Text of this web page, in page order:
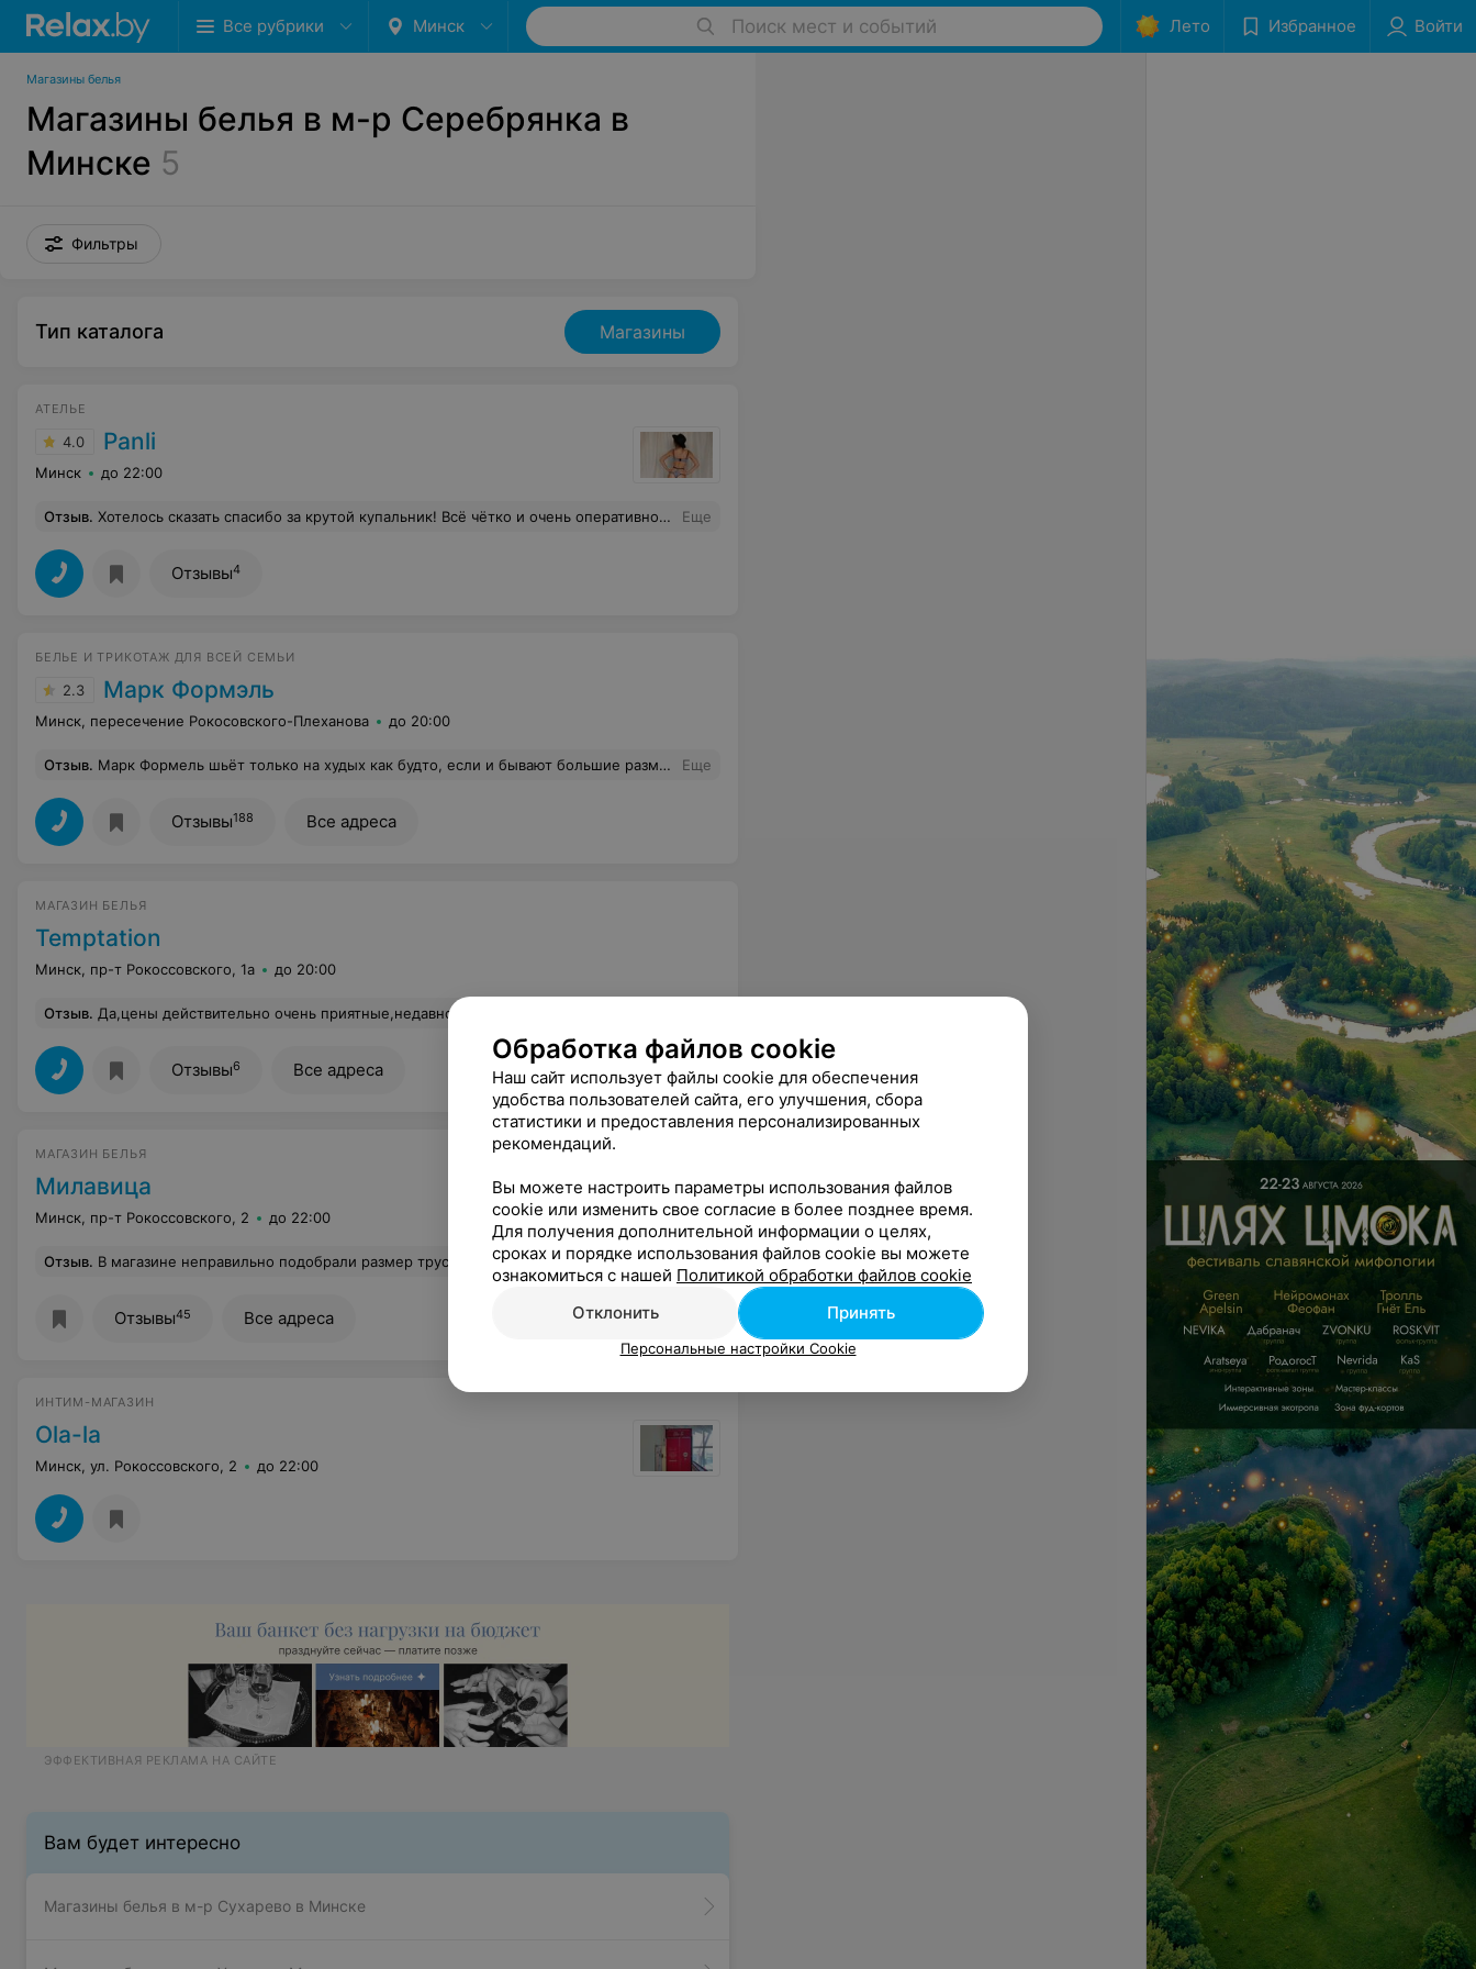
Все рубрики Минск Поиск мест и событий Лето Избранное Войти
Магазины белья
Магазины белья в м-р Серебрянка в
Минске 5
Фильтры
Тип каталога Магазины
АТЕЛЬЕ
4.0 Panli
Минск до 22:00
Отзыв. Хотелось сказать спасибо за крутой купальник! Всё чётко и очень оперативно! Спасибо! Еще
Отзывы4
БЕЛЬЕ И ТРИКОТАЖ ДЛЯ ВСЕЙ СЕМЬИ
2.3 Марк Формэль
Минск, пересечение Рокосовского-Плеханова до 20:00
Отзыв. Марк Формель шьёт только на худых как будто, если и бывают большие размеры их раскупают сразу, днем с огнём не найти, как будто только дети и худые все, а между прочим женщин +size очень много!! Вы там вообще не думаете о покупателях или в Марк Формель только худые работают 42-44размера??? Начните выпускать больше на полных женщин не только мужские спортивки!! Еще
Отзывы188 Все адреса
МАГАЗИН БЕЛЬЯ
Temptation
Минск, пр-т Рокоссовского, 1а до 20:00
Отзыв. Да,цены действительно очень приятные,недавно купила 2 хороших купальника по 250.000 :)
Отзывы6 Все адреса
МАГАЗИН БЕЛЬЯ
Милавица
Минск, пр-т Рокоссовского, 2 до 22:00
Отзыв. В магазине неправильно подобрали размер трусов. При покупке спросили, люблю ли я, чтобы белье было свободно. Да, люблю, однако "не чувствовать белья на теле" совсем не означает "стринги висят, как на вешалке. Ткань в складках" Обмену и возврату белье не подлежит. 12 долларов на ветер. Еще
Отзывы45 Все адреса
ИНТИМ-МАГАЗИН
Ola-la
Минск, ул. Рокоссовского, 2 до 22:00
ЭФФЕКТИВНАЯ РЕКЛАМА НА САЙТЕ
Вам будет интересно
Магазины белья в м-р Сухарево в Минске
Обработка файлов cookie
Наш сайт использует файлы cookie для обеспечения
удобства пользователей сайта, его улучшения, сбора
статистики и предоставления персонализированных
рекомендаций.
Вы можете настроить параметры использования файлов
cookie или изменить свое согласие в более позднее время.
Для получения дополнительной информации о целях,
сроках и порядке использования файлов cookie вы можете
ознакомиться с нашей Политикой обработки файлов cookie
Отклонить
Принять
Персональные настройки Cookie